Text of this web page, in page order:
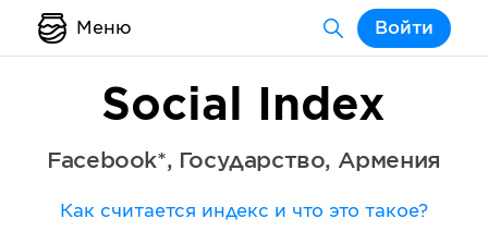
Меню Войти
Social Index
Facebook*, Государство, Армения
Как считается индекс и что это такое?